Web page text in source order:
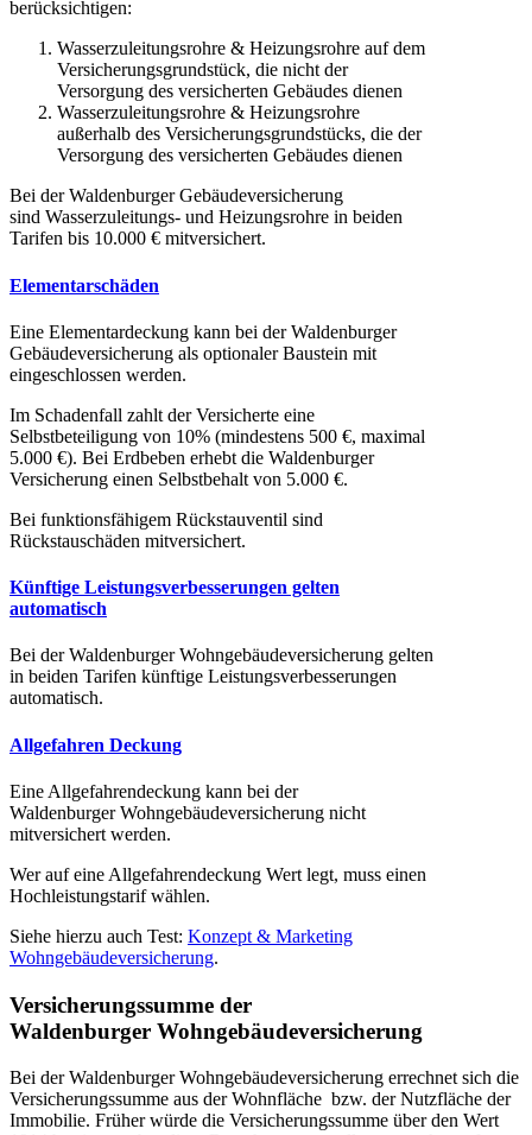
berücksichtigen:
Wasserzuleitungsrohre & Heizungsrohre auf dem
Versicherungsgrundstück, die nicht der
Versorgung des versicherten Gebäudes dienen
Wasserzuleitungsrohre & Heizungsrohre
außerhalb des Versicherungsgrundstücks, die der
Versorgung des versicherten Gebäudes dienen
Bei der Waldenburger Gebäudeversicherung
sind Wasserzuleitungs- und Heizungsrohre in beiden
Tarifen bis 10.000 € mitversichert.
Elementarschäden
Eine Elementardeckung kann bei der Waldenburger
Gebäudeversicherung als optionaler Baustein mit
eingeschlossen werden.
Im Schadenfall zahlt der Versicherte eine
Selbstbeteiligung von 10% (mindestens 500 €, maximal
5.000 €). Bei Erdbeben erhebt die Waldenburger
Versicherung einen Selbstbehalt von 5.000 €.
Bei funktionsfähigem Rückstauventil sind
Rückstauschäden mitversichert.
Künftige Leistungsverbesserungen gelten
automatisch
Bei der Waldenburger Wohngebäudeversicherung gelten
in beiden Tarifen künftige Leistungsverbesserungen
automatisch.
Allgefahren Deckung
Eine Allgefahrendeckung kann bei der
Waldenburger Wohngebäudeversicherung nicht
mitversichert werden.
Wer auf eine Allgefahrendeckung Wert legt, muss einen
Hochleistungstarif wählen.
Siehe hierzu auch Test: Konzept & Marketing
Wohngebäudeversicherung.
Versicherungssumme der
Waldenburger Wohngebäudeversicherung
Bei der Waldenburger Wohngebäudeversicherung errechnet sich die
Versicherungssumme aus der Wohnfläche bzw. der Nutzfläche der
Immobilie. Früher würde die Versicherungssumme über den Wert